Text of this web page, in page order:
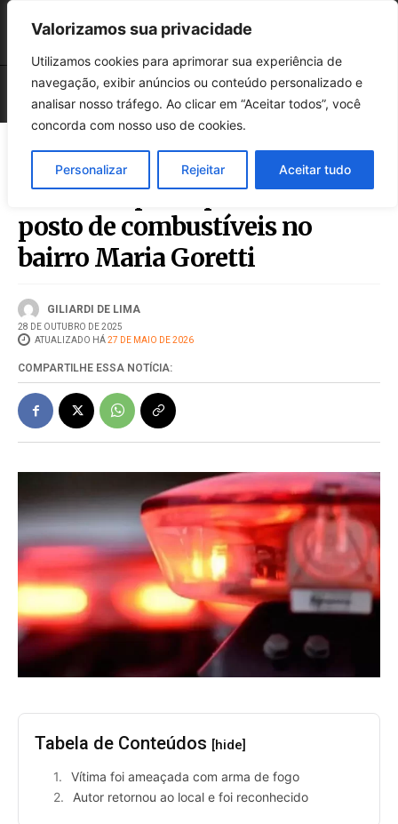
Valorizamos sua privacidade
Utilizamos cookies para aprimorar sua experiência de
navegação, exibir anúncios ou conteúdo personalizado e
analisar nosso tráfego. Ao clicar em “Aceitar todos”, você
concorda com nosso uso de cookies.
Personalizar Rejeitar Aceitar tudo
Homem é preso por roubo em
posto de combustíveis no
bairro Maria Goretti
GILIARDI DE LIMA
28 DE OUTUBRO DE 2025
ATUALIZADO HÁ27 DE MAIO DE 2026
COMPARTILHE ESSA NOTÍCIA:
Tabela de Conteúdos [hide]
Vítima foi ameaçada com arma de fogo
Autor retornou ao local e foi reconhecido